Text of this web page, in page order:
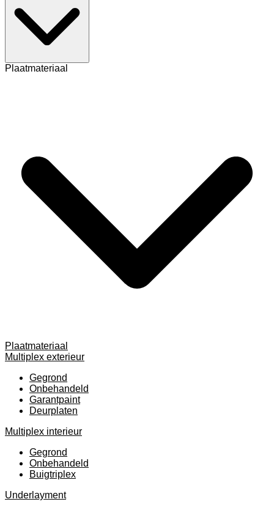
Plaatmateriaal
Plaatmateriaal
Multiplex exterieur
Gegrond
Onbehandeld
Garantpaint
Deurplaten
Multiplex interieur
Gegrond
Onbehandeld
Buigtriplex
Underlayment